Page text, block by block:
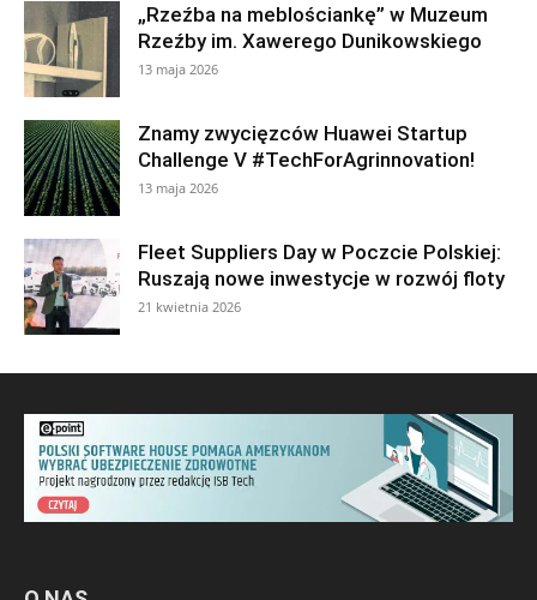
„Rzeźba na meblościankę” w Muzeum
Rzeźby im. Xawerego Dunikowskiego
13 maja 2026
Znamy zwycięzców Huawei Startup
Challenge V #TechForAgrinnovation!
13 maja 2026
Fleet Suppliers Day w Poczcie Polskiej:
Ruszają nowe inwestycje w rozwój floty
21 kwietnia 2026